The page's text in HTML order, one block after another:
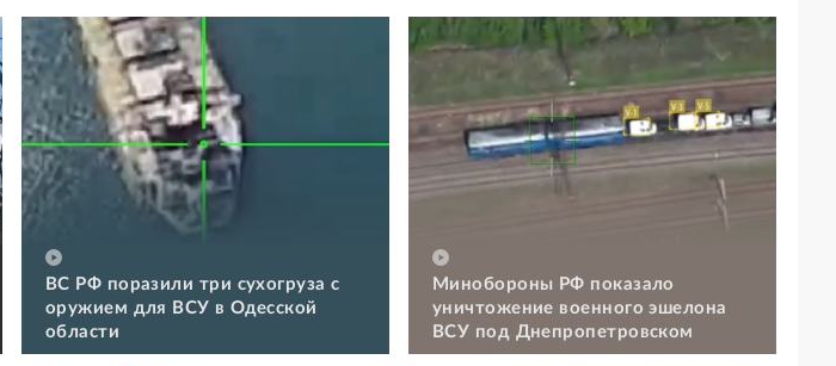
ВС РФ поразили три сухогруза с
оружием для ВСУ в Одесской
области
Минобороны РФ показало
уничтожение военного эшелона
ВСУ под Днепропетровском